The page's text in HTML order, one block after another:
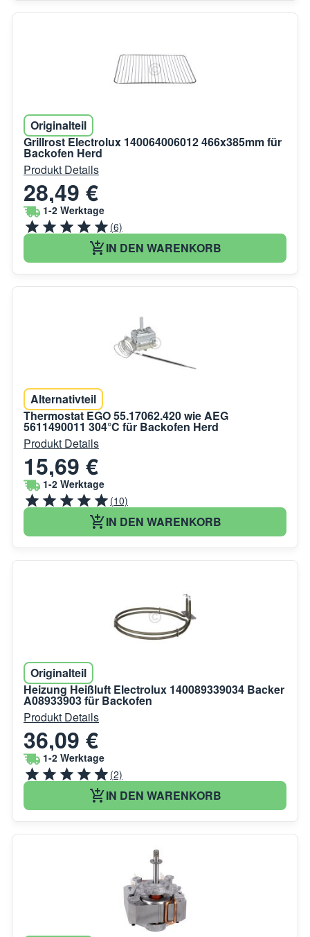
Originalteil
Grillrost Electrolux 140064006012 466x385mm für
Backofen Herd
Produkt Details
28,49 €
1-2 Werktage
(6)
IN DEN WARENKORB
Alternativteil
Thermostat EGO 55.17062.420 wie AEG
5611490011 304°C für Backofen Herd
Produkt Details
15,69 €
1-2 Werktage
(10)
IN DEN WARENKORB
Originalteil
Heizung Heißluft Electrolux 140089339034 Backer
A08933903 für Backofen
Produkt Details
36,09 €
1-2 Werktage
(2)
IN DEN WARENKORB